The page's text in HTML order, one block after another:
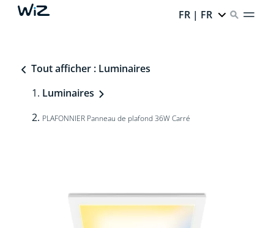
FR | FR
Tout afficher : Luminaires
Luminaires
PLAFONNIER Panneau de plafond 36W Carré